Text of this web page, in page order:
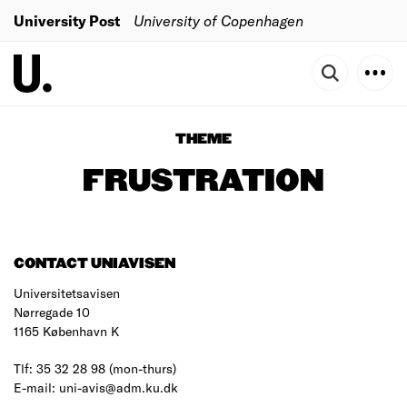
University Post University of Copenhagen
THEME
FRUSTRATION
CONTACT UNIAVISEN
Universitetsavisen
Nørregade 10
1165 København K
Tlf: 35 32 28 98 (mon-thurs)
E-mail: uni-avis@adm.ku.dk